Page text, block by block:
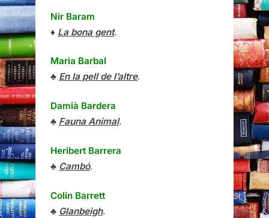
Nir Baram
♦ La bona gent.
Maria Barbal
♣ En la pell de l’altre.
Damià Bardera
♣ Fauna Animal.
Heribert Barrera
♣ Cambó.
Colin Barrett
♣ Glanbeigh.